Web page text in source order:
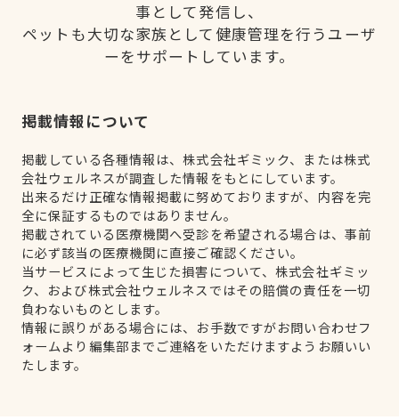
事として発信し、
ペットも大切な家族として健康管理を行うユーザ
ーをサポートしています。
掲載情報について
掲載している各種情報は、株式会社ギミック、または株式
会社ウェルネスが調査した情報をもとにしています。
出来るだけ正確な情報掲載に努めておりますが、内容を完
全に保証するものではありません。
掲載されている医療機関へ受診を希望される場合は、事前
に必ず該当の医療機関に直接ご確認ください。
当サービスによって生じた損害について、株式会社ギミッ
ク、および株式会社ウェルネスではその賠償の責任を一切
負わないものとします。
情報に誤りがある場合には、お手数ですがお問い合わせフ
ォームより編集部までご連絡をいただけますようお願いい
たします。